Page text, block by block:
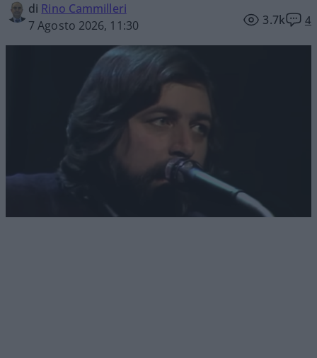
di Rino Cammilleri
7 Agosto 2026, 11:30
3.7k 4